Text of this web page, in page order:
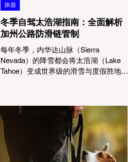
冬季自驾太浩湖指南：全面解析
加州公路防滑链管制
每年冬季，内华达山脉（Sierra
Nevada）的降雪都会将太浩湖（Lake
Tahoe）变成世界级的滑雪与度假胜地。
交通局 (Caltrans) 严格的防滑链管制
(Chain Controls)。 不了解这些规定，不
仅可能面临高额罚单或被公路巡警
（CHP）劝返，更可能在冰雪路面上引
发严重的安全事故。本文将为您系统解
旅遊